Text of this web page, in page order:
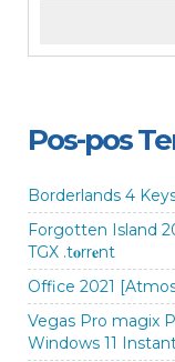
Pos-pos
Borderlands 4
Forgotten Island
TGX .t𝐨rr𝐞nt
Office 2021
Vegas Pro magix
Windows 11